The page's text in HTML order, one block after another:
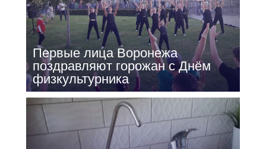
Первые лица Воронежа
поздравляют горожан с Днём
физкультурника